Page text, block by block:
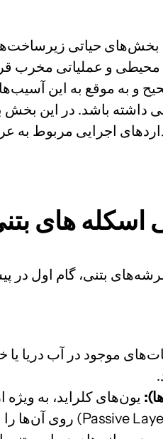
حیاتی زیرساخت‌های
و عملیاتی مخرب
و به موقع به این
داشته باشد. در این بخش
اجرایی مربوط به
اسکله های
بتنی، گام اول در
موجود در آب دریا یا
یون‌های کلراید، به